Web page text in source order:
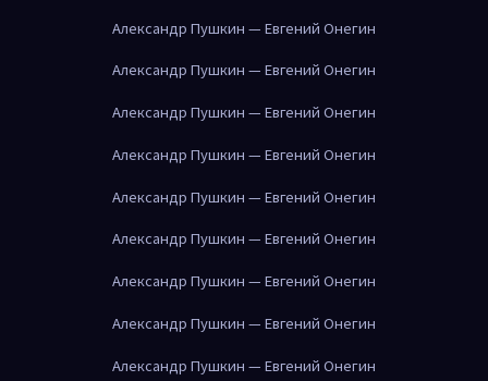
Александр Пушкин — Евгений Онегин
Александр Пушкин — Евгений Онегин
Александр Пушкин — Евгений Онегин
Александр Пушкин — Евгений Онегин
Александр Пушкин — Евгений Онегин
Александр Пушкин — Евгений Онегин
Александр Пушкин — Евгений Онегин
Александр Пушкин — Евгений Онегин
Александр Пушкин — Евгений Онегин